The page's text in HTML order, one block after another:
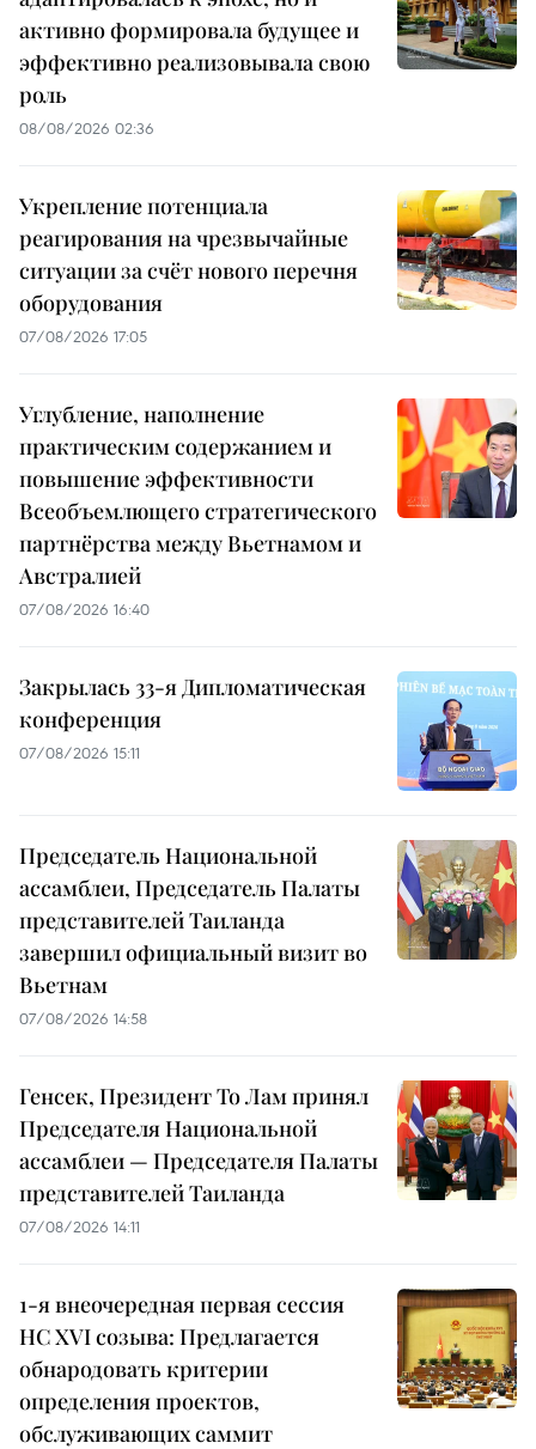
активно формировала будущее и
эффективно реализовывала свою
роль
08/08/2026 02:36
Укрепление потенциала
реагирования на чрезвычайные
ситуации за счёт нового перечня
оборудования
07/08/2026 17:05
Углубление, наполнение
практическим содержанием и
повышение эффективности
Всеобъемлющего стратегического
партнёрства между Вьетнамом и
Австралией
07/08/2026 16:40
Закрылась 33-я Дипломатическая
конференция
07/08/2026 15:11
Председатель Национальной
ассамблеи, Председатель Палаты
представителей Таиланда
завершил официальный визит во
Вьетнам
07/08/2026 14:58
Генсек, Президент То Лам принял
Председателя Национальной
ассамблеи — Председателя Палаты
представителей Таиланда
07/08/2026 14:11
1-я внеочередная первая сессия
НС XVI созыва: Предлагается
обнародовать критерии
определения проектов,
обслуживающих саммит